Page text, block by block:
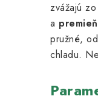
zvážajú
a
pružné,
chladu.